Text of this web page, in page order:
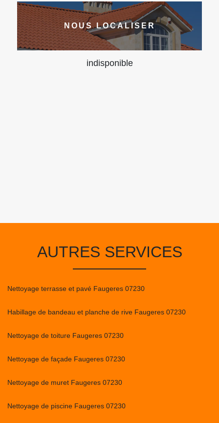
NOUS LOCALISER
indisponible
AUTRES SERVICES
Nettoyage terrasse et pavé Faugeres 07230
Habillage de bandeau et planche de rive Faugeres 07230
Nettoyage de toiture Faugeres 07230
Nettoyage de façade Faugeres 07230
Nettoyage de muret Faugeres 07230
Nettoyage de piscine Faugeres 07230